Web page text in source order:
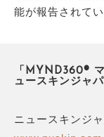
能が報告されてい
「MYND360®
ュースキンジャ
ニュースキンジ